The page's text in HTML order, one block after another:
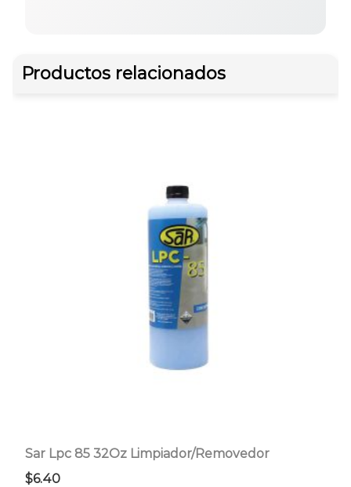
Productos relacionados
Sar Lpc 85 32Oz Limpiador/Removedor
$6.40